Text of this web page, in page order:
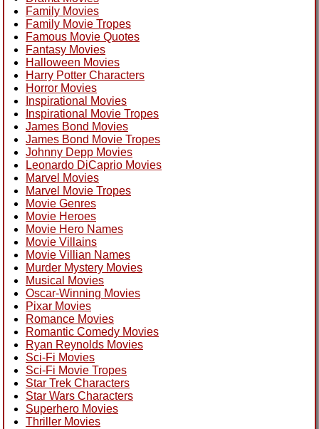
Family Movies
Family Movie Tropes
Famous Movie Quotes
Fantasy Movies
Halloween Movies
Harry Potter Characters
Horror Movies
Inspirational Movies
Inspirational Movie Tropes
James Bond Movies
James Bond Movie Tropes
Johnny Depp Movies
Leonardo DiCaprio Movies
Marvel Movies
Marvel Movie Tropes
Movie Genres
Movie Heroes
Movie Hero Names
Movie Villains
Movie Villian Names
Murder Mystery Movies
Musical Movies
Oscar-Winning Movies
Pixar Movies
Romance Movies
Romantic Comedy Movies
Ryan Reynolds Movies
Sci-Fi Movies
Sci-Fi Movie Tropes
Star Trek Characters
Star Wars Characters
Superhero Movies
Thriller Movies